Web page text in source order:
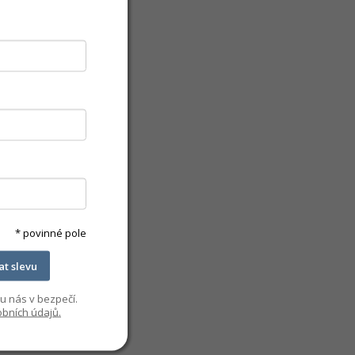
* povinné pole
slevu
nás v bezpečí.
údajů.